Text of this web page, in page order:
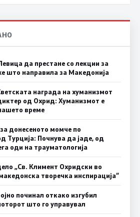
да престане со лекции за
што направила за Македонија
награда на хуманизмот
од Охрид: Хуманизмот е
време
донесеното момче по
Турција: Почнува да јаде, од
оди на трауматологија
„Св. Климент Охридски во
творечка инспирација“
починал откако изгубил
што го управувал